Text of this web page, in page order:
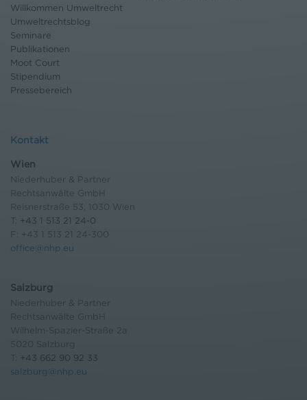
Willkommen Umweltrecht
Umweltrechtsblog
Seminare
Publikationen
Moot Court
Stipendium
Pressebereich
Kontakt
Wien
Niederhuber & Partner
Rechtsanwälte GmbH
Reisnerstraße 53, 1030 Wien
T: +43 1 513 21 24-0
F: +43 1 513 21 24-300
office@nhp.eu
Salzburg
Niederhuber & Partner
Rechtsanwälte GmbH
Wilhelm-Spazier-Straße 2a
5020 Salzburg
+43 662 90 92 33
salzburg@nhp.eu